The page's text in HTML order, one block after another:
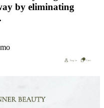
by eliminating